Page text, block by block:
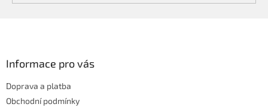
Informace pro vás
Doprava a platba
Obchodní podmínky